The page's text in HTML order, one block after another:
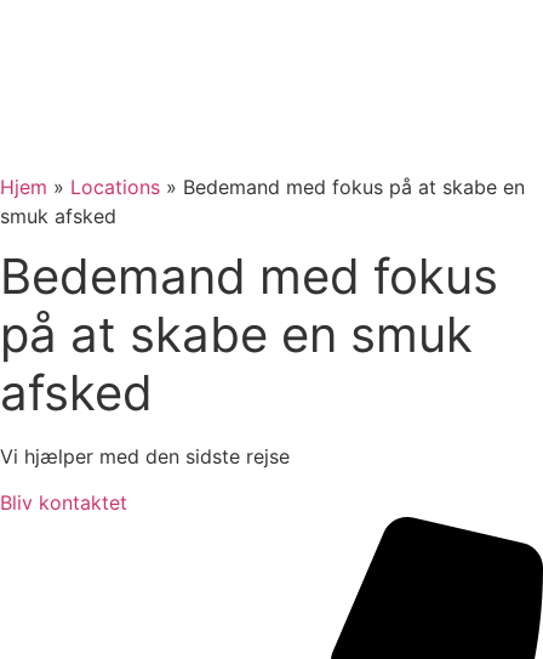
Hjem » Locations » Bedemand med fokus på at skabe en
smuk afsked
Bedemand med fokus
på at skabe en smuk
afsked
Vi hjælper med den sidste rejse
Bliv kontaktet